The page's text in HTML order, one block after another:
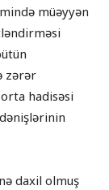
müəyyən
zərər
hadisəsi
daxil olmuş